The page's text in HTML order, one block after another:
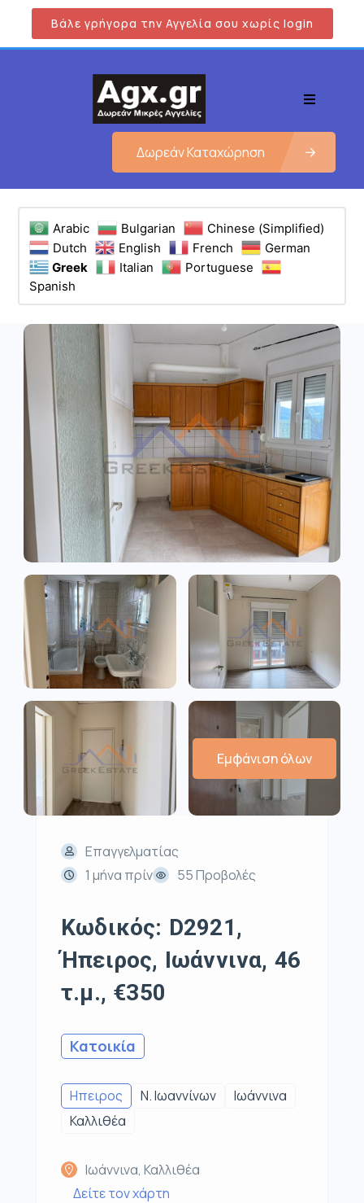
Βάλε γρήγορα την Αγγελία σου χωρίς login
Δωρεάν Καταχώρηση
Arabic Bulgarian
Chinese (Simplified)
Dutch
English French
German
Greek
Italian
Portuguese
Spanish
Εμφάνιση όλων
Επαγγελματίας
1 μήνα πρίν
55 Προβολές
Κωδικός: D2921,
Ήπειρος, Ιωάννινα, 46
τ.μ., €350
Κατοικία
Ηπειρος Ν. Ιωαννίνων
Ιωάννινα
Καλλιθέα
Ιωάννινα, Καλλιθέα
Δείτε τον χάρτη